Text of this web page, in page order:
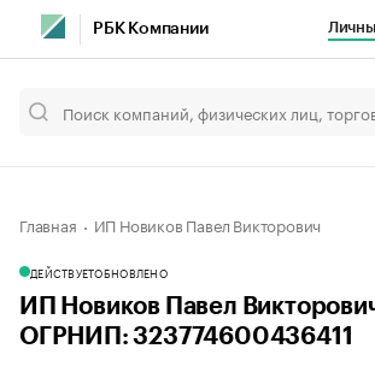
РБК Компании
Главная ИП Новиков Павел Викторович
ДЕЙСТВУЕТОБНОВЛЕНО
ИП Новиков Павел
ОГРНИП: 323774600436411